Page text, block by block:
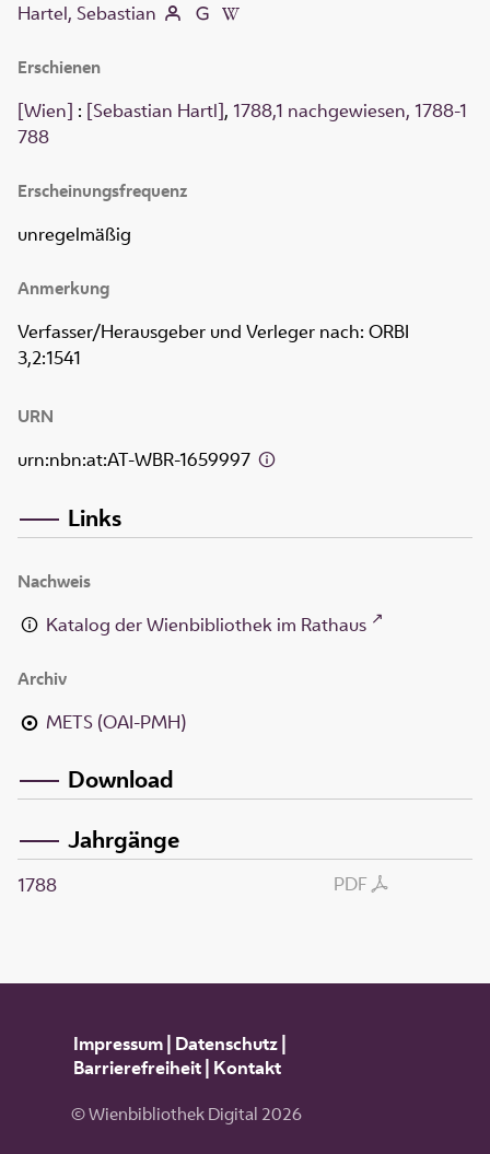
Hartel, Sebastian
Erschienen
[Wien] : [Sebastian Hartl], 1788,1 nachgewiesen, 1788-1
788
Erscheinungsfrequenz
unregelmäßig
Anmerkung
Verfasser/Herausgeber und Verleger nach: ORBI
3,2:1541
URN
urn:nbn:at:AT-WBR-1659997
Links
Nachweis
Katalog der Wienbibliothek im Rathaus
Archiv
METS (OAI-PMH)
Download
Jahrgänge
PDF
1788
Impressum| Datenschutz|
Barrierefreiheit| Kontakt
© Wienbibliothek Digital 2026